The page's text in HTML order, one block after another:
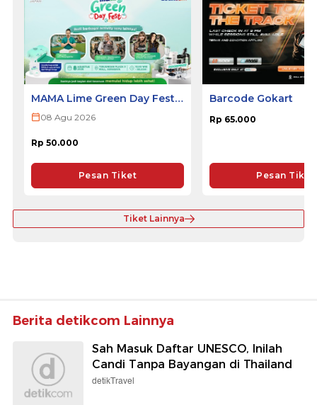
MAMA Lime Green Day Fest
2026 - SURABAYA
08 Agu 2026
Rp 50.000
Pesan Tiket
Barcode Gokart
Rp 65.000
Pesan Tiket
Tiket Lainnya
Berita detikcom Lainnya
Sah Masuk Daftar UNESCO, Inilah
Candi Tanpa Bayangan di Thailand
detikTravel